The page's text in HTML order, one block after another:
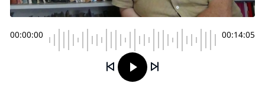
00:00:00 00:14:05